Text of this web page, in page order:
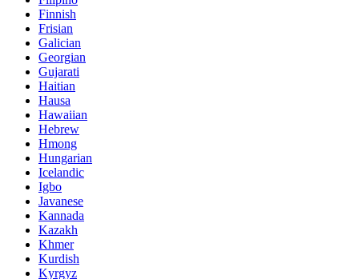
Finnish
Frisian
Galician
Georgian
Gujarati
Haitian
Hausa
Hawaiian
Hebrew
Hmong
Hungarian
Icelandic
Igbo
Javanese
Kannada
Kazakh
Khmer
Kurdish
Kyrgyz